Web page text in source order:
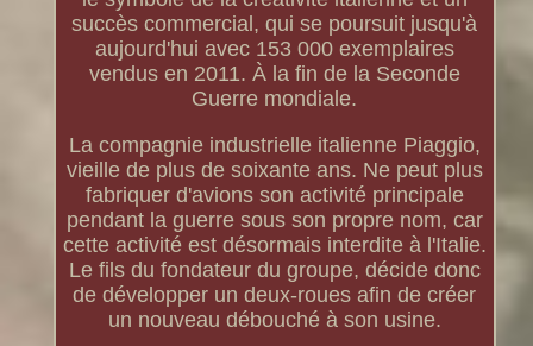
succès commercial, qui se poursuit jusqu'à
aujourd'hui avec 153 000 exemplaires
vendus en 2011. À la fin de la Seconde
Guerre mondiale.
La compagnie industrielle italienne Piaggio,
vieille de plus de soixante ans. Ne peut plus
fabriquer d'avions son activité principale
pendant la guerre sous son propre nom, car
cette activité est désormais interdite à l'Italie.
Le fils du fondateur du groupe, décide donc
de développer un deux-roues afin de créer
un nouveau débouché à son usine.